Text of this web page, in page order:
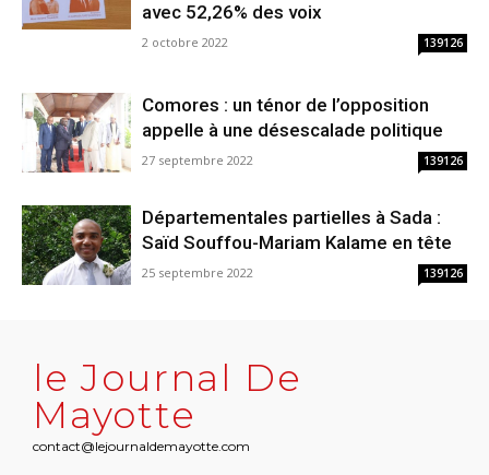
avec 52,26% des voix
2 octobre 2022 139126
Comores : un ténor de l’opposition
appelle à une désescalade politique
27 septembre 2022 139126
Départementales partielles à Sada :
Saïd Souffou-Mariam Kalame en tête
25 septembre 2022 139126
le Journal De
Mayotte
contact@lejournaldemayotte.com